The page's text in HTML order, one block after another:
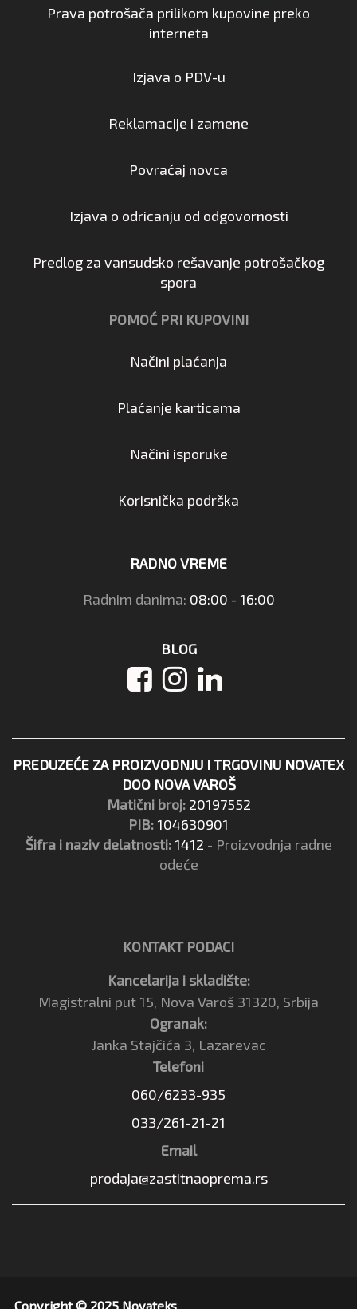
Prava potrošača prilikom kupovine preko
interneta
Izjava o PDV-u
Reklamacije i zamene
Povraćaj novca
Izjava o odricanju od odgovornosti
Predlog za vansudsko rešavanje potrošačkog
spora
POMOĆ PRI KUPOVINI
Načini plaćanja
Plaćanje karticama
Načini isporuke
Korisnička podrška
RADNO VREME
Radnim danima: 08:00 - 16:00
BLOG
PREDUZEĆE ZA PROIZVODNJU I TRGOVINU NOVATEX
DOO NOVA VAROŠ
Matični broj: 20197552
PIB: 104630901
Šifra i naziv delatnosti: 1412 - Proizvodnja radne
odeće
KONTAKT PODACI
Kancelarija i skladište:
Magistralni put 15, Nova Varoš 31320, Srbija
Ogranak:
Janka Stajčića 3, Lazarevac
Telefoni
060/6233-935
033/261-21-21
Email
prodaja@zastitnaoprema.rs
Copyright © 2025 Novateks